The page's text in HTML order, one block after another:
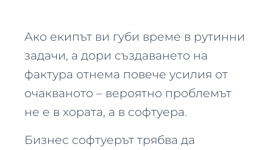
Ако екипът ви губи време в рутинни
задачи, а дори създаването на
фактура отнема повече усилия от
очакваното – вероятно проблемът
не е в хората, а в софтуера.
Бизнес софтуерът трябва да